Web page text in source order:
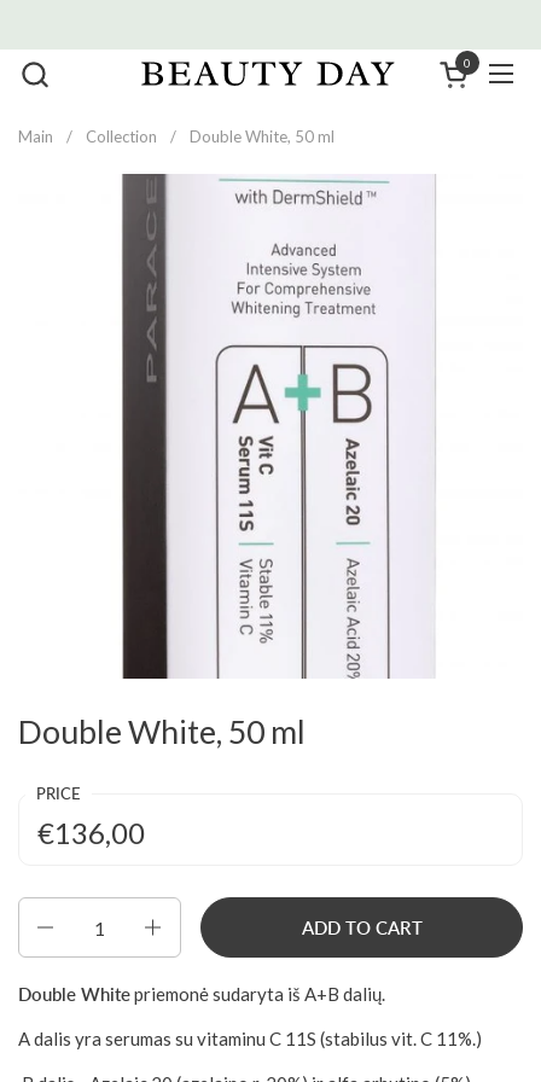
Open cart
0
Main / Collection / Double White, 50 ml
Double White, 50 ml
PRICE
€136,00
ADD TO CART
Double Whitepriemonė sudaryta iš A+B dalių.
A dalis yra serumas su vitaminu C 11S (stabilus vit. C 11%.)